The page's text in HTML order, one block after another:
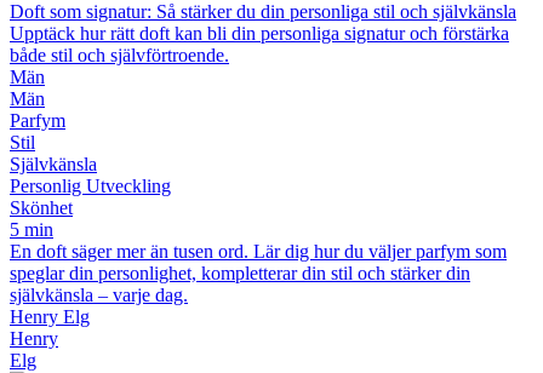
Doft som signatur: Så stärker du din personliga stil och självkänsla
Upptäck hur rätt doft kan bli din personliga signatur och förstärka
både stil och självförtroende.
Män
Män
Parfym
Stil
Självkänsla
Personlig Utveckling
Skönhet
5 min
En doft säger mer än tusen ord. Lär dig hur du väljer parfym som
speglar din personlighet, kompletterar din stil och stärker din
självkänsla – varje dag.
Henry Elg
Henry
Elg